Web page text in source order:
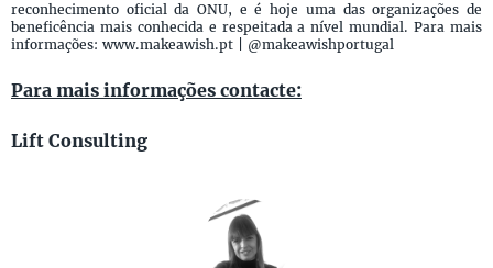
reconhecimento oficial da ONU, e é hoje uma das organizações de
beneficência mais conhecida e respeitada a nível mundial. Para mais
informações: www.makeawish.pt | @makeawishportugal
Para mais informações contacte:
Lift Consulting